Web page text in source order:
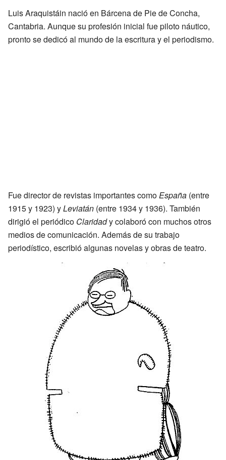
Luis Araquistáin nació en Bárcena de Pie de Concha,
Cantabria. Aunque su profesión inicial fue piloto náutico,
pronto se dedicó al mundo de la escritura y el periodismo.
Fue director de revistas importantes comoEspaña (entre
1915 y 1923) yLeviatán (entre 1934 y 1936). También
dirigió el periódico Claridady colaboró con muchos otros
medios de comunicación. Además de su trabajo
periodístico, escribió algunas novelas y obras de teatro.